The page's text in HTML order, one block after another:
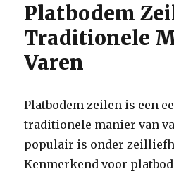
Platbodem
Traditionele
Varen
Platbodem zeilen is een
traditionele manier van
populair is onder
Kenmerkend voor